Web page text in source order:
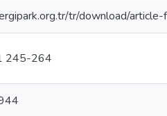
tr/download/
245-264